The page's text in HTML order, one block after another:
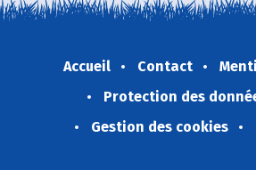
Accueil Contact
Protection des
Gestion des cookies